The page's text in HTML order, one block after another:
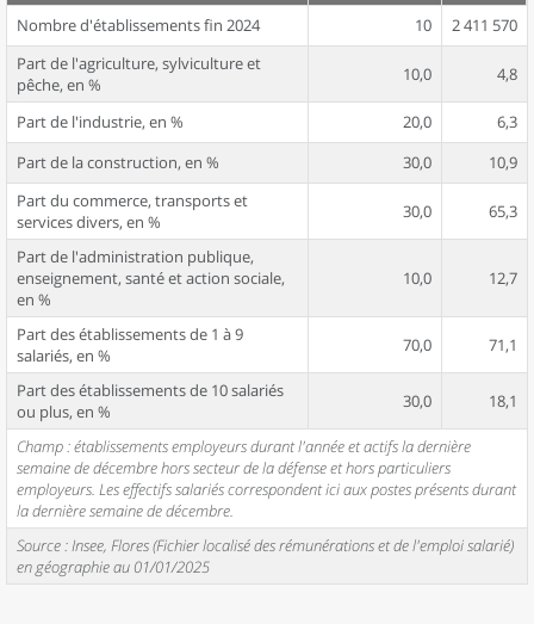
Nombre d'établissements fin 2024
10
2 411 570
Part de l'agriculture, sylviculture et
pêche, en %
10,0 4,8
Part de l'industrie, en % 20,0
6,3
Part de la construction, en %
30,0
10,9
Part du commerce, transports et
services divers, en %
30,0 65,3
Part de l'administration publique,
enseignement, santé et action sociale,
en %
10,0 12,7
Part des établissements de 1 à 9
salariés, en %
70,0 71,1
Part des établissements de 10 salariés
ou plus, en %
30,0 18,1
Champ : établissements employeurs durant l'année et actifs la dernière
semaine de décembre hors secteur de la défense et hors particuliers
employeurs. Les effectifs salariés correspondent ici aux postes présents durant
la dernière semaine de décembre.
Source : Insee, Flores (Fichier localisé des rémunérations et de l'emploi salarié)
en géographie au 01/01/2025